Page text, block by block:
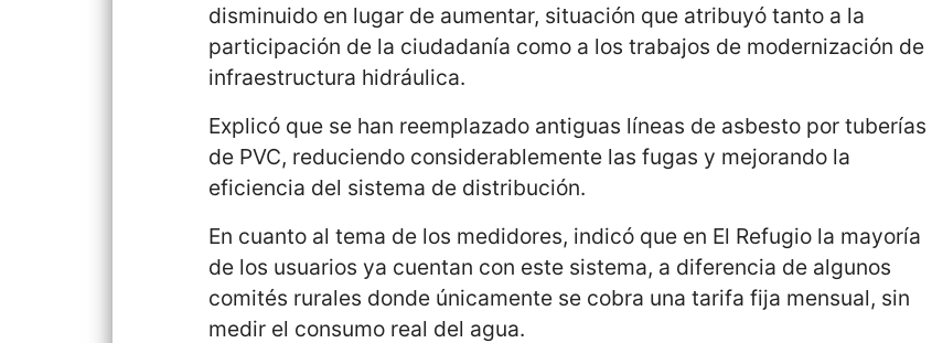
disminuido en lugar de aumentar, situación que atribuyó tanto a la
participación de la ciudadanía como a los trabajos de modernización de
infraestructura hidráulica.
Explicó que se han reemplazado antiguas líneas de asbesto por tuberías
de PVC, reduciendo considerablemente las fugas y mejorando la
eficiencia del sistema de distribución.
En cuanto al tema de los medidores, indicó que en El Refugio la mayoría
de los usuarios ya cuentan con este sistema, a diferencia de algunos
comités rurales donde únicamente se cobra una tarifa fija mensual, sin
medir el consumo real del agua.